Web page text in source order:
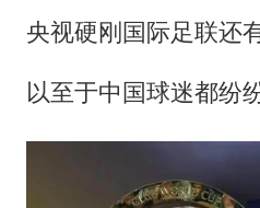
央视硬刚国际足联还
以至于中国球迷都纷